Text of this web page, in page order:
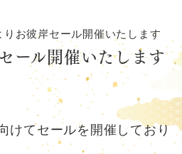
燭など）
りお彼岸セール開催いたします
ール開催いたします
けてセールを開催しており